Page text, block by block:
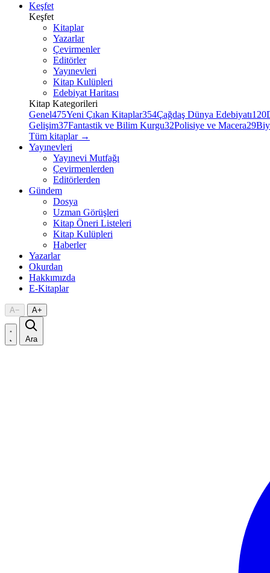
Keşfet
Keşfet
Kitaplar
Yazarlar
Çevirmenler
Editörler
Yayınevleri
Kitap Kulüpleri
Edebiyat Haritası
Kitap Kategorileri
Genel475Yeni Çıkan Kitaplar354Çağdaş Dünya Edebiyatı120
Gelişim37Fantastik ve Bilim Kurgu32Polisiye ve Macera29
Tüm kitaplar →
Yayınevleri
Yayınevi Mutfağı
Çevirmenlerden
Editörlerden
Gündem
Dosya
Uzman Görüşleri
Kitap Öneri Listeleri
Kitap Kulüpleri
Haberler
Yazarlar
Okurdan
Hakkımızda
E-Kitaplar
A− A+
Ara